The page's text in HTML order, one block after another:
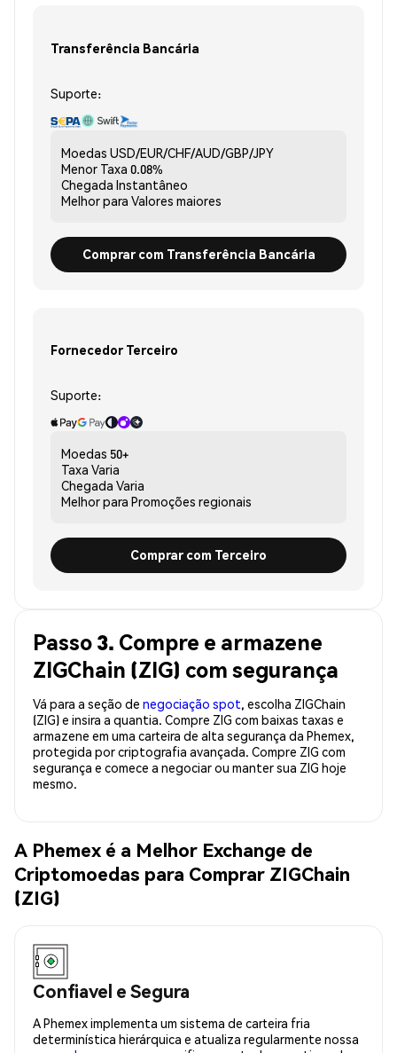
Transferência Bancária
Suporte:
Moedas USD/EUR/CHF/AUD/GBP/JPY
Menor Taxa 0.08%
Chegada Instantâneo
Melhor para Valores maiores
Comprar com Transferência Bancária
Fornecedor Terceiro
Suporte:
Moedas 50+
Taxa Varia
Chegada Varia
Melhor para Promoções regionais
Comprar com Terceiro
Passo 3. Compre e armazene
ZIGChain (ZIG) com segurança
Vá para a seção de negociação spot, escolha ZIGChain
(ZIG) e insira a quantia. Compre ZIG com baixas taxas e
armazene em uma carteira de alta segurança da Phemex,
protegida por criptografia avançada. Compre ZIG com
segurança e comece a negociar ou manter sua ZIG hoje
mesmo.
A Phemex é a Melhor Exchange de
Criptomoedas para Comprar ZIGChain
(ZIG)
Confiavel e Segura
A Phemex implementa um sistema de carteira fria
determinística hierárquica e atualiza regularmente nossa